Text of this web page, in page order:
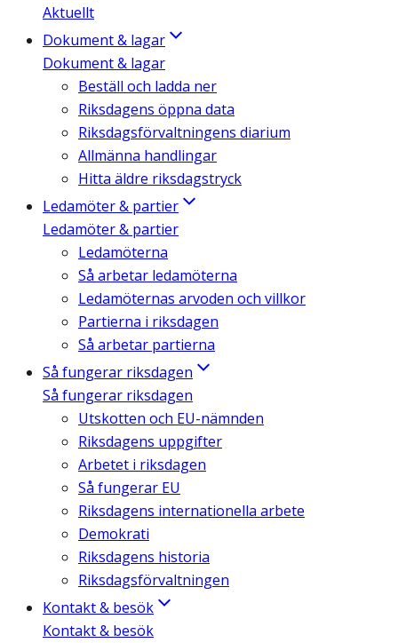
Aktuellt
Dokument & lagar
Dokument & lagar
Beställ och ladda ner
Riksdagens öppna data
Riksdagsförvaltningens diarium
Allmänna handlingar
Hitta äldre riksdagstryck
Ledamöter & partier
Ledamöter & partier
Ledamöterna
Så arbetar ledamöterna
Ledamöternas arvoden och villkor
Partierna i riksdagen
Så arbetar partierna
Så fungerar riksdagen
Så fungerar riksdagen
Utskotten och EU-nämnden
Riksdagens uppgifter
Arbetet i riksdagen
Så fungerar EU
Riksdagens internationella arbete
Demokrati
Riksdagens historia
Riksdagsförvaltningen
Kontakt & besök
Kontakt & besök